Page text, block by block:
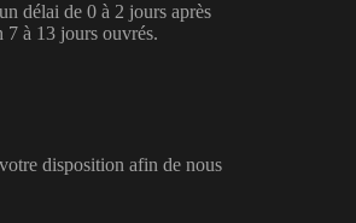
délai de 0 à 2 jours après
à 13 jours ouvrés.
disposition afin de nous